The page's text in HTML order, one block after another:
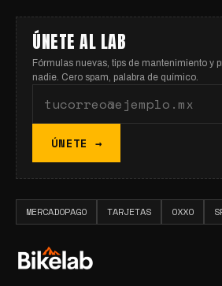
ÚNETE AL LAB
Fórmulas nuevas, tips de mantenimiento y
nadie. Cero spam, palabra de químico.
ÚNETE →
MERCADOPAGO TARJETAS OXXO